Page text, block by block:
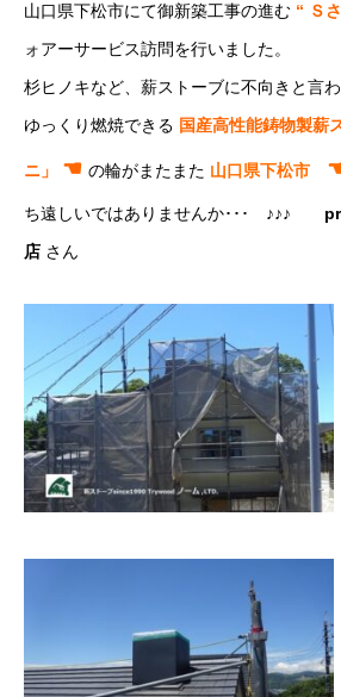
山口県下松市にて御新築工事の進む “ Ｓ
ォアーサービス訪問を行いました。
杉ヒノキなど、薪ストーブに不向きと言
ゆっくり燃焼できる 国産高性能鋳物製薪
ニ」 ☚ の輪がまたまた 山口県下松市
ち遠しいではありませんか･･･ ♪♪♪
店 さん